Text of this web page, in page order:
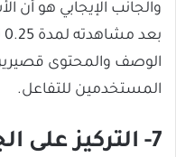
والجانب الإيجابي هو
الوصف والمحتوى
المستخدمين للتفاعل.
7- التركيز على الجودة